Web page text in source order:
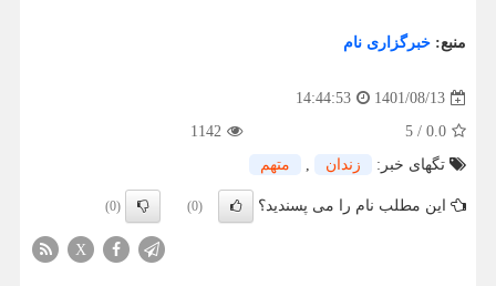
منبع: خبرگزاری نام
1401/08/13
14:44:53
0.0
/
5
1142
تگهای خبر:
زندان , متهم
این مطلب نام را می پسندید؟ (0)
(0)
X